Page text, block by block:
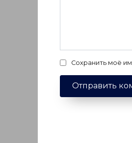
Сохранить моё